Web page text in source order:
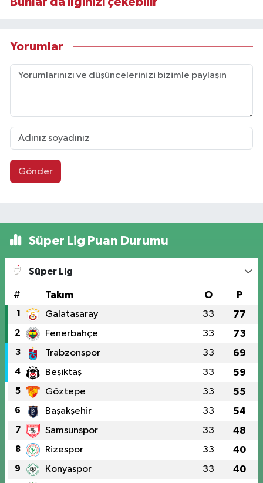
Yorumlar
Gönder
Süper Lig Puan Durumu
Süper Lig
# Takım O P
1 Galatasaray 33 77
2 Fenerbahçe 33 73
3 Trabzonspor 33 69
4 Beşiktaş 33 59
5 Göztepe 33 55
6 Başakşehir 33 54
7 Samsunspor 33 48
8 Rizespor 33 40
9 Konyaspor 33 40